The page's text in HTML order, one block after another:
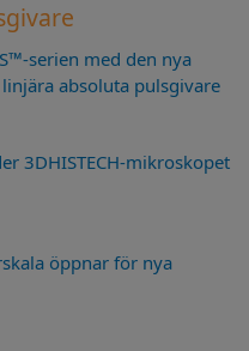
serien med den nya
absoluta pulsgivare
3DHISTECH-mikroskopet
öppnar för nya